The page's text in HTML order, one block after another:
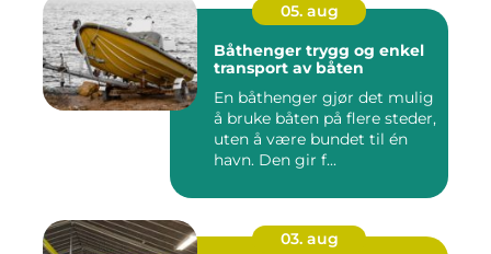
05. aug
Båthenger trygg og enkel
transport av båten
En båthenger gjør det mulig
å bruke båten på flere steder,
uten å være bundet til én
havn. Den gir f...
03. aug